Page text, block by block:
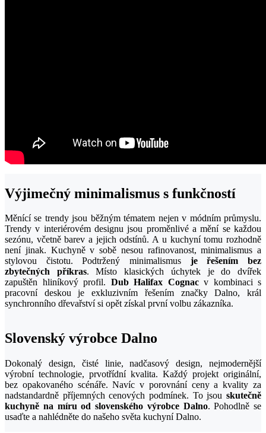
Výjimečný minimalismus s funkčností
Měnící se trendy jsou běžným tématem nejen v módním průmyslu.
Trendy v interiérovém designu jsou proměnlivé a mění se každou
sezónu, včetně barev a jejich odstínů. A u kuchyní tomu rozhodně
není jinak. Kuchyně v sobě nesou rafinovanost, minimalismus a
stylovou čistotu. Podtržený minimalismus je řešením bez
zbytečných příkras. Místo klasických úchytek je do dvířek
zapuštěn hliníkový profil. Dub Halifax Cognacv kombinaci s
pracovní deskou je exkluzivním řešením značky Dalno, král
synchronního dřevařství si opět získal první volbu zákazníka.
Slovenský výrobce Dalno
Dokonalý design, čisté linie, nadčasový design, nejmodernější
výrobní technologie, prvotřídní kvalita. Každý projekt originální,
bez opakovaného scénáře. Navíc v porovnání ceny a kvality za
nadstandardně příjemných cenových podmínek. To jsou skutečně
kuchyně na míru od slovenského výrobce Dalno. Pohodlně se
usaďte a nahlédněte do našeho světa kuchyní Dalno.